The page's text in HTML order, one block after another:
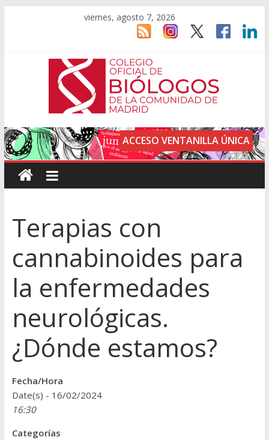
viernes, agosto 7, 2026
ACCESO VENTANILLA ÚNICA
Terapias con
cannabinoides para
la enfermedades
neurológicas.
¿Dónde estamos?
Fecha/Hora
Date(s) - 16/02/2024
16:30
Categorías